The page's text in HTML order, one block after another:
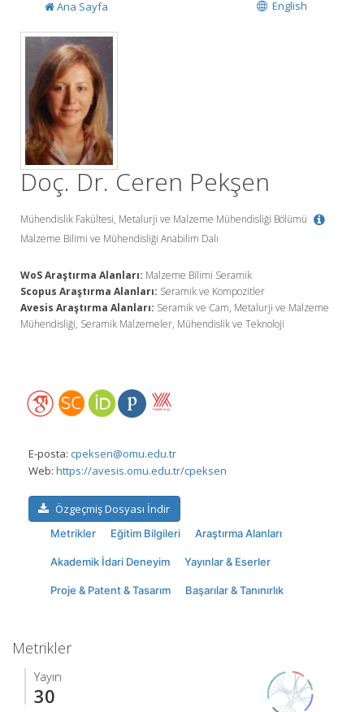
English
Ana Sayfa
Doç. Dr. Ceren Pekşen
Mühendislik Fakültesi, Metalurji ve Malzeme Mühendisliği Bölümü
Malzeme Bilimi ve Mühendisliği Anabilim Dalı
WoS Araştırma Alanları: Malzeme Bilimi Seramik
Scopus Araştırma Alanları: Seramik ve Kompozitler
Avesis Araştırma Alanları: Seramik ve Cam, Metalurji ve Malzeme
Mühendisliği, Seramik Malzemeler, Mühendislik ve Teknoloji
E-posta: cpeksen@omu.edu.tr
Web: https://avesis.omu.edu.tr/cpeksen
Özgeçmiş Dosyası İndir
Metrikler Eğitim Bilgileri Araştırma Alanları
Akademik İdari Deneyim Yayınlar & Eserler
Proje & Patent & Tasarım Başarılar & Tanınırlık
Metrikler
Yayın
30